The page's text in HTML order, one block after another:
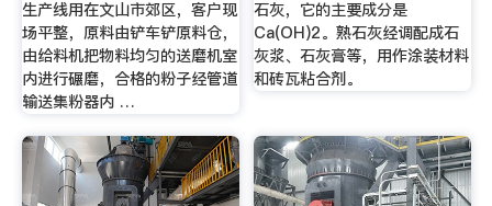
生产线用在文山市郊区，客户现
场平整，原料由铲车铲原料仓，
由给料机把物料均匀的送磨机室
内进行碾磨，合格的粉子经管道
输送集粉器内 …
石灰，它的主要成分是
Ca(OH)2。熟石灰经调配成石
灰浆、石灰膏等，用作涂装材料
和砖瓦粘合剂。